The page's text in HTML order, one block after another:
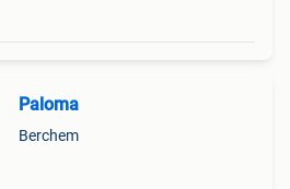
Paloma
Berchem